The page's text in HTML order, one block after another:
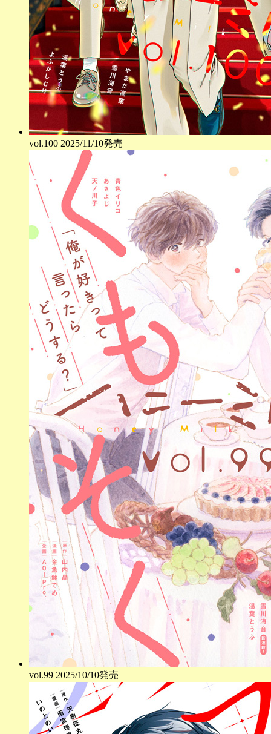
vol.100 2025/11/10発売
vol.99 2025/10/10発売